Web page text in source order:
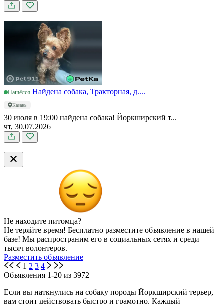
Нашёлся Найдена собака, Тракторная, д....
Казань
30 июля в 19:00 найдена собака! Йоркширский т...
чт, 30.07.2026
Не находите питомца?
Не теряйте время! Бесплатно разместите объявление в нашей
базе! Мы распространим его в социальных сетях и среди
тысяч волонтеров.
Разместить объявление
1 2 3 4
Объявления 1-20 из 3972
Если вы наткнулись на собаку породы Йоркширский терьер,
вам стоит действовать быстро и грамотно. Каждый